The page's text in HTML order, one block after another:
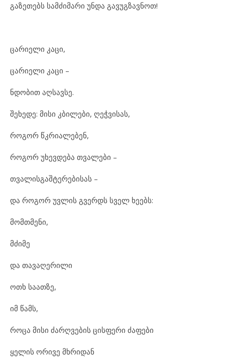
გაზეთებს სამძიმარი უნდა გავუგზავნოთ!
ცარიელი კაცი,
ცარიელი კაცი –
ნდობით აღსავსე.
შეხედე: მისი კბილები, ღეჭვისას,
როგორ წკრიალებენ,
როგორ უხევდება თვალები –
თვალისგაშტერებისას –
და როგორ უვლის გვერდს სველ ხეებს:
მომთმენი,
მძიმე
და თავაღერილი
ოთხ საათზე,
იმ წამს,
როცა მისი ძარღვების ცისფერი ძაფები
ყელის ორივე მხრიდან